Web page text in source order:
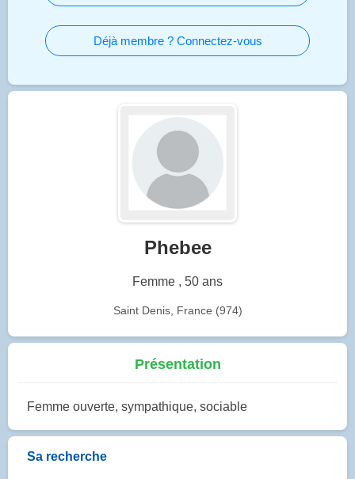
Déjà membre ? Connectez-vous
Phebee
Femme , 50 ans
Saint Denis, France (974)
Présentation
Femme ouverte, sympathique, sociable
Sa recherche